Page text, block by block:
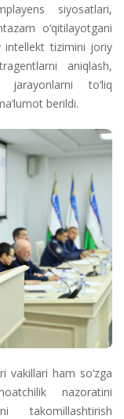
siyosatlari,
o‘qitilayotgani
intellekt tizimini joriy
aniqlash,
to‘liq
berildi.
vakillari ham so‘zga
nazoratini
takomillashtirish